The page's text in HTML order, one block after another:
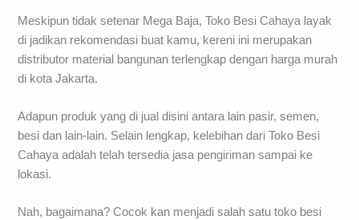
Meskipun tidak setenar Mega Baja, Toko Besi Cahaya layak
di jadikan rekomendasi buat kamu, kereni ini merupakan
distributor material bangunan terlengkap dengan harga murah
di kota Jakarta.
Adapun produk yang di jual disini antara lain pasir, semen,
besi dan lain-lain. Selain lengkap, kelebihan dari Toko Besi
Cahaya adalah telah tersedia jasa pengiriman sampai ke
lokasi.
Nah, bagaimana? Cocok kan menjadi salah satu toko besi